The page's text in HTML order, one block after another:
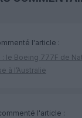
l'article :
: le Boeing 777F de
à l’Australie
l'article :